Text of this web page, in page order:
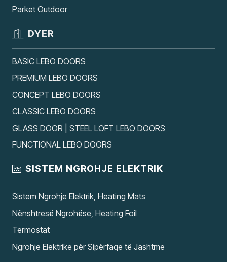
Parket Outdoor
DYER
BASIC LEBO DOORS
PREMIUM LEBO DOORS
CONCEPT LEBO DOORS
CLASSIC LEBO DOORS
GLASS DOOR | STEEL LOFT LEBO DOORS
FUNCTIONAL LEBO DOORS
SISTEM NGROHJE ELEKTRIK
Sistem Ngrohje Elektrik, Heating Mats
Nënshtresë Ngrohëse, Heating Foil
Termostat
Ngrohje Elektrike për Sipërfaqe të Jashtme